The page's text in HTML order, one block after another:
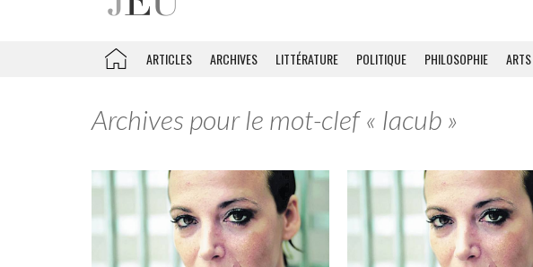
ARTICLES ARCHIVES LITTÉRATURE POLITIQUE PHILOSOPHIE ARTS
Archives pour le mot-clef « Iacub »